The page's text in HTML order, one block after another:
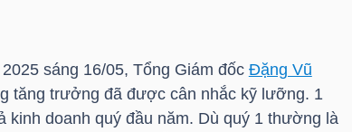
sáng 16/05, Tổng Giám đốc Đặng Vũ
tăng trưởng đã được cân nhắc kỹ lưỡng. 1
kinh doanh quý đầu năm. Dù quý 1 thường là